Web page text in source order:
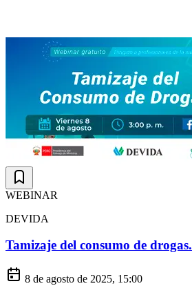
WEBINAR
DEVIDA
Tamizaje del consumo de drogas.
8 de agosto de 2025, 15:00